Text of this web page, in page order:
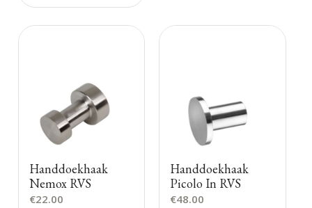
Handdoekhaak
Nemox RVS
€22.00
Handdoekhaak
Picolo In RVS
€48.00